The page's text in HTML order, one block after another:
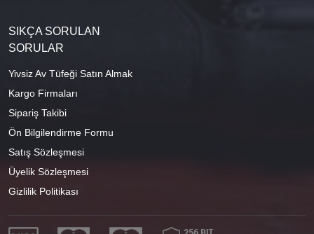
SIKÇA SORULAN
SORULAR
Yivsiz Av Tüfeği Satın Almak
Kargo Firmaları
Sipariş Takibi
Ön Bilgilendirme Formu
Satış Sözleşmesi
Üyelik Sözleşmesi
Gizlilik Politikası